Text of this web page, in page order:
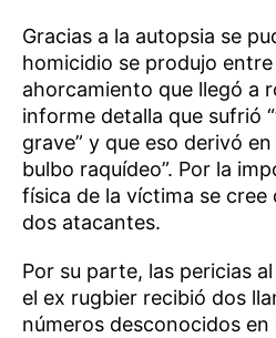
Gracias a la autopsia se
homicidio se produjo
ahorcamiento que llegó a
informe detalla que sufrió
grave” y que eso derivó
bulbo raquídeo”. Por la
física de la víctima se cree
dos atacantes.
Por su parte, las pericias
el ex rugbier recibió dos
números desconocidos en